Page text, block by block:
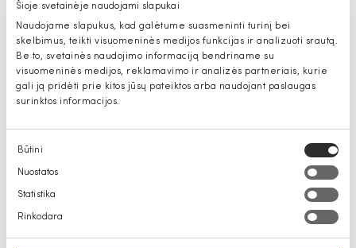
Šioje svetainėje naudojami slapukai
Naudojame slapukus, kad galėtume suasmeninti turinį bei
skelbimus, teikti visuomeninės medijos funkcijas ir analizuoti srautą.
Be to, svetainės naudojimo informaciją bendriname su
visuomeninės medijos, reklamavimo ir analizės partneriais, kurie
gali ją pridėti prie kitos jūsų pateiktos arba naudojant paslaugas
surinktos informacijos.
Sutikimo
pasirinkimas
Būtini
Nuostatos
Statistika
Rinkodara